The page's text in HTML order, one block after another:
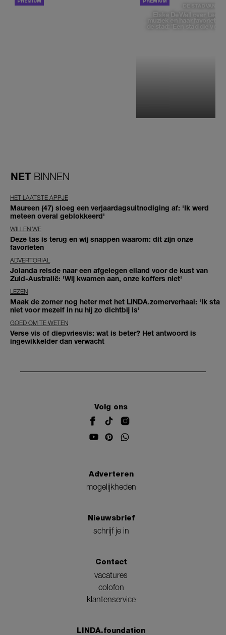
DE STAD VAN
Elske DeWall over
muziek en haar favoriete
de stad: 'Een stad die
NET BINNEN
HET LAATSTE APPJE
Maureen (47) sloeg een verjaardagsuitnodiging af: 'Ik werd
meteen overal geblokkeerd'
WILLEN WE
Deze tas is terug en wij snappen waarom: dít zijn onze
favorieten
ADVERTORIAL
Jolanda reisde naar een afgelegen eiland voor de kust van
Zuid-Australië: 'Wij kwamen aan, onze koffers niet'
LEZEN
Maak de zomer nog heter met het LINDA.zomerverhaal: 'Ik sta
niet voor mezelf in nu hij zo dichtbij is'
GOED OM TE WETEN
Verse vis of diepvriesvis: wat is beter? Het antwoord is
ingewikkelder dan verwacht
Volg ons
Adverteren
mogelijkheden
Nieuwsbrief
schrijf je in
Contact
vacatures
colofon
klantenservice
LINDA.foundation